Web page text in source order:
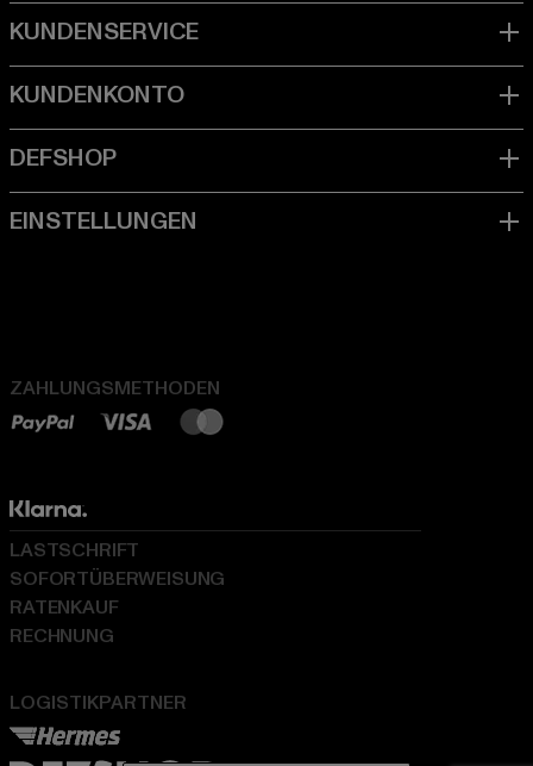
ZAHLUNGSMETHODEN
LOGISTIKPARTNER
LASTSCHRIFT
SOFORTÜBERWEISUNG
RATENKAUF
RECHNUNG